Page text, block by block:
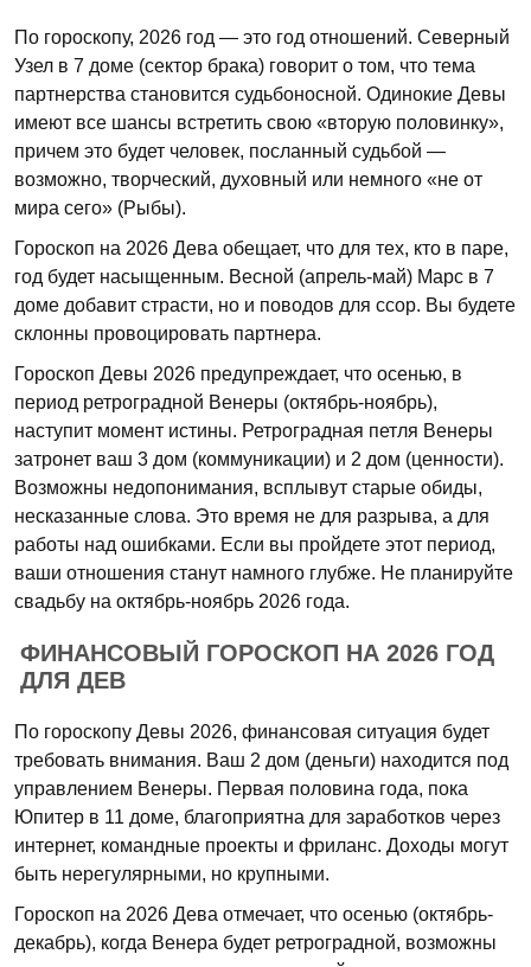
По гороскопу, 2026 год — это год отношений. Северный
Узел в 7 доме (сектор брака) говорит о том, что тема
партнерства становится судьбоносной. Одинокие Девы
имеют все шансы встретить свою «вторую половинку»,
причем это будет человек, посланный судьбой —
возможно, творческий, духовный или немного «не от
мира сего» (Рыбы).
Гороскоп на 2026 Дева обещает, что для тех, кто в паре,
год будет насыщенным. Весной (апрель-май) Марс в 7
доме добавит страсти, но и поводов для ссор. Вы будете
склонны провоцировать партнера.
Гороскоп Девы 2026 предупреждает, что осенью, в
период ретроградной Венеры (октябрь-ноябрь),
наступит момент истины. Ретроградная петля Венеры
затронет ваш 3 дом (коммуникации) и 2 дом (ценности).
Возможны недопонимания, всплывут старые обиды,
несказанные слова. Это время не для разрыва, а для
работы над ошибками. Если вы пройдете этот период,
ваши отношения станут намного глубже. Не планируйте
свадьбу на октябрь-ноябрь 2026 года.
ФИНАНСОВЫЙ ГОРОСКОП НА 2026 ГОД
ДЛЯ ДЕВ
По гороскопу Девы 2026, финансовая ситуация будет
требовать внимания. Ваш 2 дом (деньги) находится под
управлением Венеры. Первая половина года, пока
Юпитер в 11 доме, благоприятна для заработков через
интернет, командные проекты и фриланс. Доходы могут
быть нерегулярными, но крупными.
Гороскоп на 2026 Дева отмечает, что осенью (октябрь-
декабрь), когда Венера будет ретроградной, возможны